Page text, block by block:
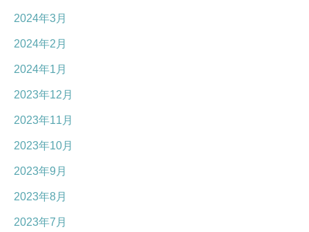
2024年3月
2024年2月
2024年1月
2023年12月
2023年11月
2023年10月
2023年9月
2023年8月
2023年7月